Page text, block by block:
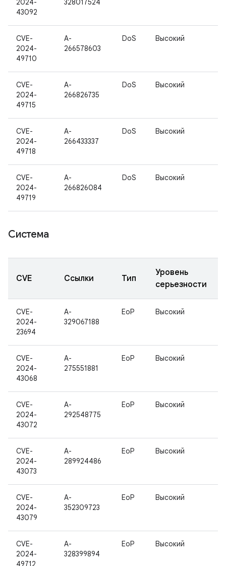
2024-
43092
328017524
CVE-
2024-
49710
A-
266578603
DoS Высокий
CVE-
2024-
49715
A-
266826735
DoS Высокий
CVE-
2024-
49718
A-
266433337
DoS Высокий
CVE-
2024-
49719
A-
266826084
DoS Высокий
Система
CVE Ссылки Тип
Уровень
серьезности
CVE-
2024-
23694
A-
329067188
EoP Высокий
CVE-
2024-
43068
A-
275551881
EoP Высокий
CVE-
2024-
43072
A-
292548775
EoP Высокий
CVE-
2024-
43073
A-
289924486
EoP Высокий
CVE-
2024-
43079
A-
352309723
EoP Высокий
CVE-
2024-
49712
A-
328399894
EoP Высокий